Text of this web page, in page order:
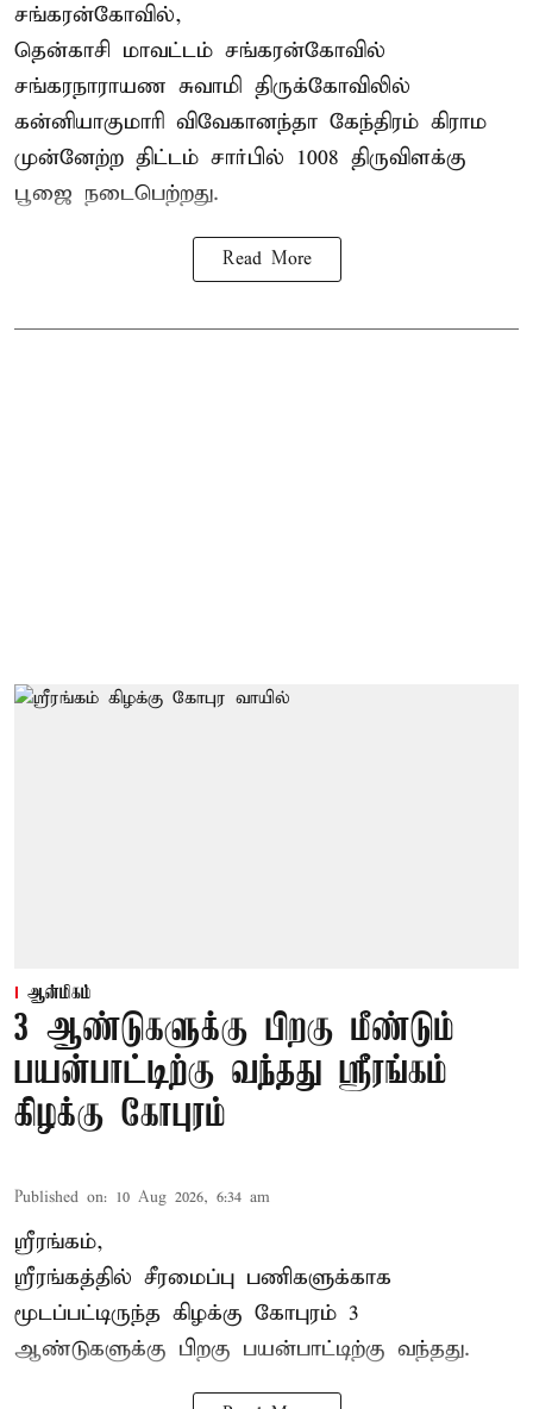
சங்கரன்கோவில்,
தென்காசி மாவட்டம் சங்கரன்கோவில்
சங்கரநாராயண சுவாமி திருக்கோவிலில்
கன்னியாகுமாரி விவேகானந்தா கேந்திரம் கிராம
முன்னேற்ற திட்டம் சார்பில் 1008 திருவிளக்கு
பூஜை நடைபெற்றது.
Read More
ஆன்மிகம்
3 ஆண்டுகளுக்கு பிறகு மீண்டும்
பயன்பாட்டிற்கு வந்தது ஸ்ரீரங்கம்
கிழக்கு கோபுரம்
Published on: 10 Aug 2026, 6:34 am
ஸ்ரீரங்கம்,
ஸ்ரீரங்கத்தில் சீரமைப்பு பணிகளுக்காக
மூடப்பட்டிருந்த கிழக்கு கோபுரம் 3
ஆண்டுகளுக்கு பிறகு பயன்பாட்டிற்கு வந்தது.